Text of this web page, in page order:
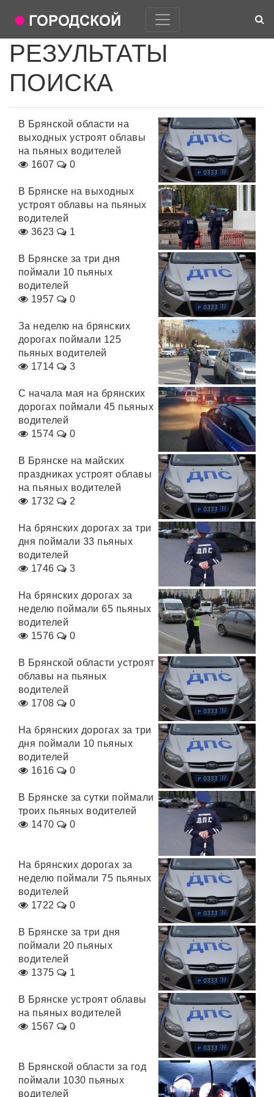
РЕЗУЛЬТАТЫ
ПОИСКА
В Брянской области на
выходных устроят облавы
на пьяных водителей
1607
0
В Брянске на выходных
устроят облавы на пьяных
водителей
3623
1
В Брянске за три дня
поймали 10 пьяных
водителей
1957
0
За неделю на брянских
дорогах поймали 125
пьяных водителей
1714
3
С начала мая на брянских
дорогах поймали 45 пьяных
водителей
1574
0
В Брянске на майских
праздниках устроят облавы
на пьяных водителей
1732
2
На брянских дорогах за три
дня поймали 33 пьяных
водителей
1746
3
На брянских дорогах за
неделю поймали 65 пьяных
водителей
1576
0
В Брянской области устроят
облавы на пьяных
водителей
1708
0
На брянских дорогах за три
дня поймали 10 пьяных
водителей
1616
0
В Брянске за сутки поймали
троих пьяных водителей
1470
0
На брянских дорогах за
неделю поймали 75 пьяных
водителей
1722
0
В Брянске за три дня
поймали 20 пьяных
водителей
1375
1
В Брянске устроят облавы
на пьяных водителей
1567
0
В Брянской области за год
поймали 1030 пьяных
водителей